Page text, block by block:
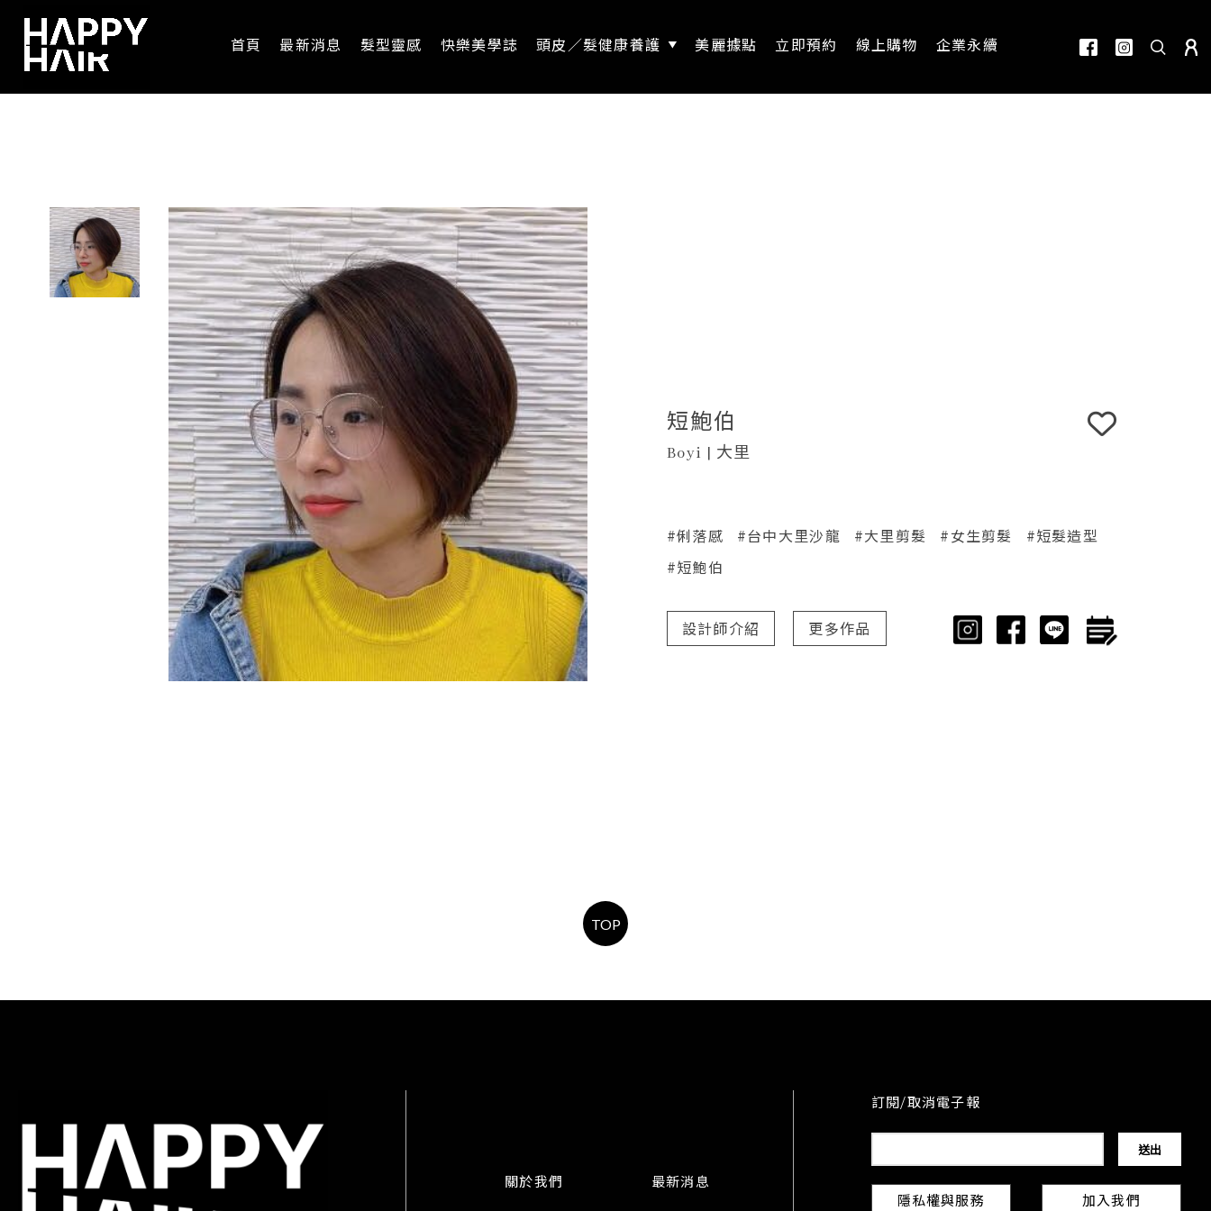
首頁 最新消息 髮型靈感 快樂美學誌 頭皮／髮健康養護 美麗據點 立即預約 線上購物 企業永續
短鮑伯
Boyi | 大里
#俐落感 #台中大里沙龍 #大里剪髮 #女生剪髮
#短髮造型
#短鮑伯
設計師介紹 更多作品
TOP
關於我們 最新消息
訂閱/取消電子報
隱私權與服務 加入我們